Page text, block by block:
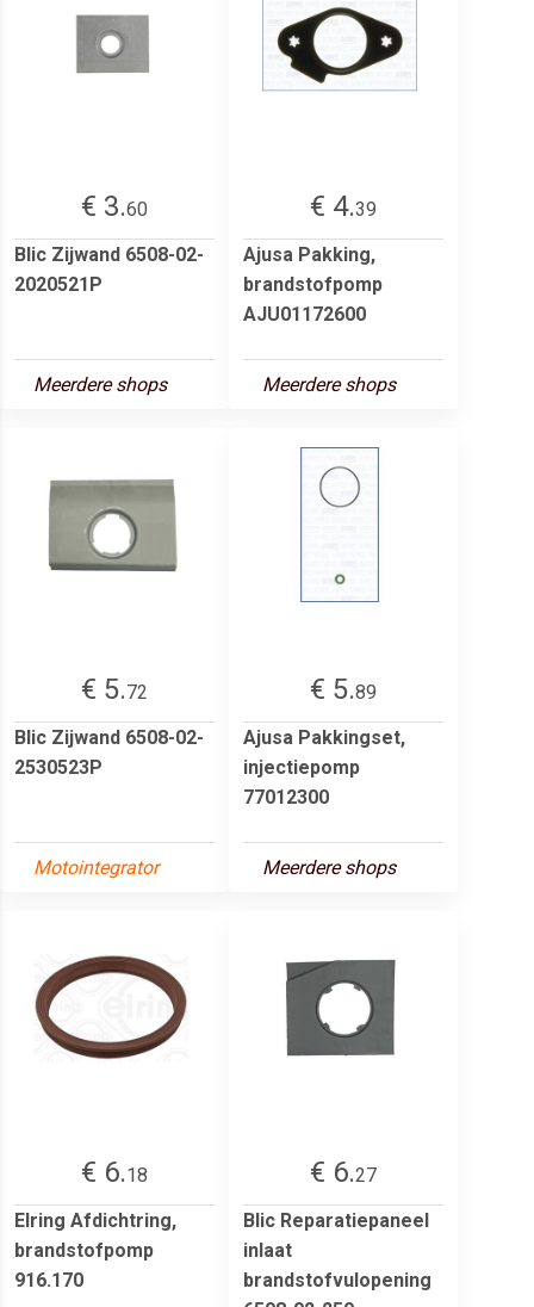
€ 3.60
Blic Zijwand 6508-02-
2020521P
Meerdere shops
€ 4.39
Ajusa Pakking,
brandstofpomp
AJU01172600
Meerdere shops
€ 5.72
Blic Zijwand 6508-02-
2530523P
Motointegrator
€ 5.89
Ajusa Pakkingset,
injectiepomp
77012300
Meerdere shops
€ 6.18
Elring Afdichtring,
brandstofpomp
916.170
€ 6.27
Blic Reparatiepaneel
inlaat
brandstofvulopening